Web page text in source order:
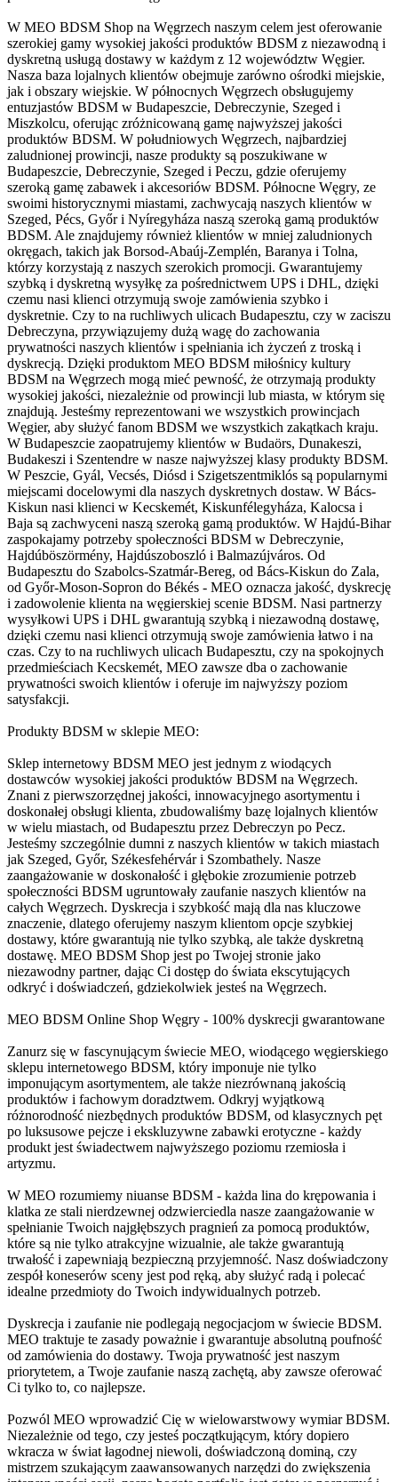
W MEO BDSM Shop na Węgrzech naszym celem jest oferowanie
szerokiej gamy wysokiej jakości produktów BDSM z niezawodną i
dyskretną usługą dostawy w każdym z 12 województw Węgier.
Nasza baza lojalnych klientów obejmuje zarówno ośrodki miejskie,
jak i obszary wiejskie. W północnych Węgrzech obsługujemy
entuzjastów BDSM w Budapeszcie, Debreczynie, Szeged i
Miszkolcu, oferując zróżnicowaną gamę najwyższej jakości
produktów BDSM. W południowych Węgrzech, najbardziej
zaludnionej prowincji, nasze produkty są poszukiwane w
Budapeszcie, Debreczynie, Szeged i Peczu, gdzie oferujemy
szeroką gamę zabawek i akcesoriów BDSM. Północne Węgry, ze
swoimi historycznymi miastami, zachwycają naszych klientów w
Szeged, Pécs, Győr i Nyíregyháza naszą szeroką gamą produktów
BDSM. Ale znajdujemy również klientów w mniej zaludnionych
okręgach, takich jak Borsod-Abaúj-Zemplén, Baranya i Tolna,
którzy korzystają z naszych szerokich promocji. Gwarantujemy
szybką i dyskretną wysyłkę za pośrednictwem UPS i DHL, dzięki
czemu nasi klienci otrzymują swoje zamówienia szybko i
dyskretnie. Czy to na ruchliwych ulicach Budapesztu, czy w zaciszu
Debreczyna, przywiązujemy dużą wagę do zachowania
prywatności naszych klientów i spełniania ich życzeń z troską i
dyskrecją. Dzięki produktom MEO BDSM miłośnicy kultury
BDSM na Węgrzech mogą mieć pewność, że otrzymają produkty
wysokiej jakości, niezależnie od prowincji lub miasta, w którym się
znajdują. Jesteśmy reprezentowani we wszystkich prowincjach
Węgier, aby służyć fanom BDSM we wszystkich zakątkach kraju.
W Budapeszcie zaopatrujemy klientów w Budaörs, Dunakeszi,
Budakeszi i Szentendre w nasze najwyższej klasy produkty BDSM.
W Peszcie, Gyál, Vecsés, Diósd i Szigetszentmiklós są popularnymi
miejscami docelowymi dla naszych dyskretnych dostaw. W Bács-
Kiskun nasi klienci w Kecskemét, Kiskunfélegyháza, Kalocsa i
Baja są zachwyceni naszą szeroką gamą produktów. W Hajdú-Bihar
zaspokajamy potrzeby społeczności BDSM w Debreczynie,
Hajdúböszörmény, Hajdúszoboszló i Balmazújváros. Od
Budapesztu do Szabolcs-Szatmár-Bereg, od Bács-Kiskun do Zala,
od Győr-Moson-Sopron do Békés - MEO oznacza jakość, dyskrecję
i zadowolenie klienta na węgierskiej scenie BDSM. Nasi partnerzy
wysyłkowi UPS i DHL gwarantują szybką i niezawodną dostawę,
dzięki czemu nasi klienci otrzymują swoje zamówienia łatwo i na
czas. Czy to na ruchliwych ulicach Budapesztu, czy na spokojnych
przedmieściach Kecskemét, MEO zawsze dba o zachowanie
prywatności swoich klientów i oferuje im najwyższy poziom
satysfakcji.
Produkty BDSM w sklepie MEO:
Sklep internetowy BDSM MEO jest jednym z wiodących
dostawców wysokiej jakości produktów BDSM na Węgrzech.
Znani z pierwszorzędnej jakości, innowacyjnego asortymentu i
doskonałej obsługi klienta, zbudowaliśmy bazę lojalnych klientów
w wielu miastach, od Budapesztu przez Debreczyn po Pecz.
Jesteśmy szczególnie dumni z naszych klientów w takich miastach
jak Szeged, Győr, Székesfehérvár i Szombathely. Nasze
zaangażowanie w doskonałość i głębokie zrozumienie potrzeb
społeczności BDSM ugruntowały zaufanie naszych klientów na
całych Węgrzech. Dyskrecja i szybkość mają dla nas kluczowe
znaczenie, dlatego oferujemy naszym klientom opcje szybkiej
dostawy, które gwarantują nie tylko szybką, ale także dyskretną
dostawę. MEO BDSM Shop jest po Twojej stronie jako
niezawodny partner, dając Ci dostęp do świata ekscytujących
odkryć i doświadczeń, gdziekolwiek jesteś na Węgrzech.
MEO BDSM Online Shop Węgry - 100% dyskrecji gwarantowane
Zanurz się w fascynującym świecie MEO, wiodącego węgierskiego
sklepu internetowego BDSM, który imponuje nie tylko
imponującym asortymentem, ale także niezrównaną jakością
produktów i fachowym doradztwem. Odkryj wyjątkową
różnorodność niezbędnych produktów BDSM, od klasycznych pęt
po luksusowe pejcze i ekskluzywne zabawki erotyczne - każdy
produkt jest świadectwem najwyższego poziomu rzemiosła i
artyzmu.
W MEO rozumiemy niuanse BDSM - każda lina do krępowania i
klatka ze stali nierdzewnej odzwierciedla nasze zaangażowanie w
spełnianie Twoich najgłębszych pragnień za pomocą produktów,
które są nie tylko atrakcyjne wizualnie, ale także gwarantują
trwałość i zapewniają bezpieczną przyjemność. Nasz doświadczony
zespół koneserów sceny jest pod ręką, aby służyć radą i polecać
idealne przedmioty do Twoich indywidualnych potrzeb.
Dyskrecja i zaufanie nie podlegają negocjacjom w świecie BDSM.
MEO traktuje te zasady poważnie i gwarantuje absolutną poufność
od zamówienia do dostawy. Twoja prywatność jest naszym
priorytetem, a Twoje zaufanie naszą zachętą, aby zawsze oferować
Ci tylko to, co najlepsze.
Pozwól MEO wprowadzić Cię w wielowarstwowy wymiar BDSM.
Niezależnie od tego, czy jesteś początkującym, który dopiero
wkracza w świat łagodnej niewoli, doświadczoną dominą, czy
mistrzem szukającym zaawansowanych narzędzi do zwiększenia